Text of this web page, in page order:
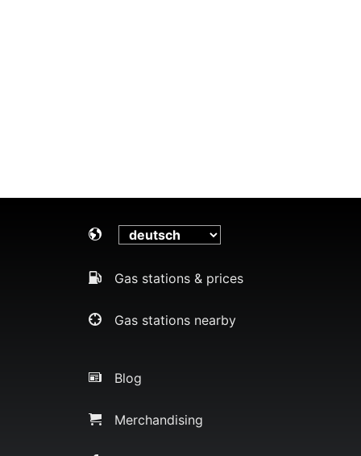
Gas stations & prices
Gas stations nearby
Blog
Merchandising